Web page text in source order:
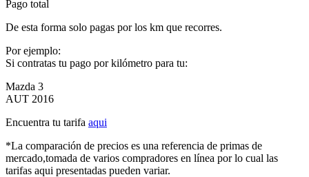
Pago total
De esta forma solo pagas por los km que recorres.
Por ejemplo:
Si contratas tu pago por kilómetro para tu:
Mazda 3
AUT 2016
Encuentra tu tarifa aqui
*La comparación de precios es una referencia de primas de
mercado,tomada de varios compradores en línea por lo cual las
tarifas aqui presentadas pueden variar.